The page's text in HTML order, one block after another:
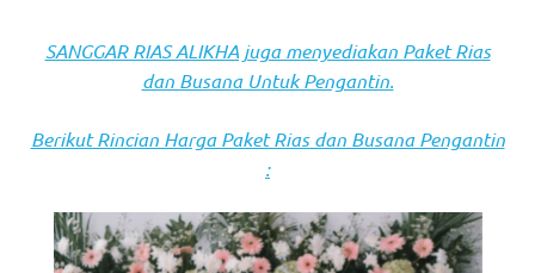
right
now
https://www.domainwatches.com
visit
SANGGAR RIAS ALIKHA juga menyediakan Paket Rias
dan Busana Untuk Pengantin.
Berikut Rincian Harga Paket Rias dan Busana Pengantin
: